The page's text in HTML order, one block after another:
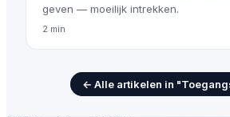
geven — moeilijk intrekken.
2 min
← Alle artikelen in